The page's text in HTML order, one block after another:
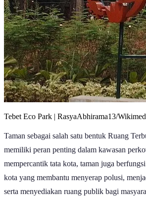
Tebet Eco Park | RasyaAbhirama13/
Taman sebagai salah satu bentuk Ruang
memiliki peran penting dalam kawasan
mempercantik tata kota, taman juga
kota yang membantu menyerap polusi,
serta menyediakan ruang publik bagi